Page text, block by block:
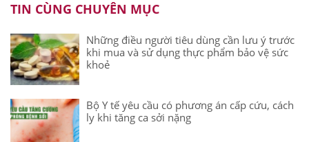
TIN CÙNG CHUYÊN MỤC
Những điều người tiêu dùng cần lưu ý trước
khi mua và sử dụng thực phẩm bảo vệ sức
khoẻ
Bộ Y tế yêu cầu có phương án cấp cứu, cách
ly khi tăng ca sởi nặng